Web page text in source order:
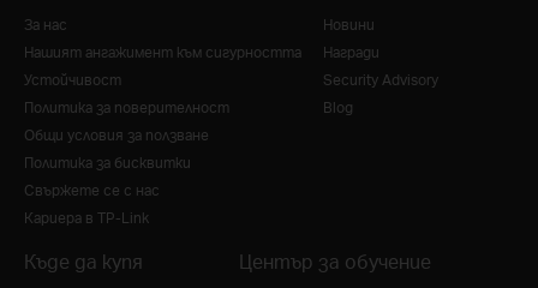
За нас
Нашият ангажимент към сигурността
Устойчивост
Политика за поверителност
Общи условия за ползване
Политика за бисквитки
Свържете се с нас
Кариера в TP-Link
Новини
Награди
Security Advisory
Blog
Къде да купя Център за обучение